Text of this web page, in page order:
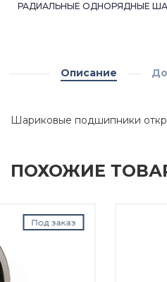
РАДИАЛЬНЫЕ ОДНОРЯДНЫЕ
Описание
Шариковые подшипники
ПОХОЖИЕ